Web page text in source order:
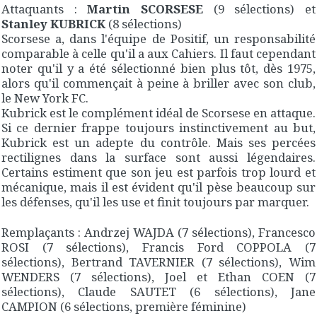
Attaquants :Martin SCORSESE (9 sélections) et
Stanley KUBRICK(8 sélections)
Scorsese a, dans l'équipe de Positif, un responsabilité
comparable à celle qu'il a aux Cahiers. Il faut cependant
noter qu'il y a été sélectionné bien plus tôt, dès 1975,
alors qu'il commençait à peine à briller avec son club,
le New York FC.
Kubrick est le complément idéal de Scorsese en attaque.
Si ce dernier frappe toujours instinctivement au but,
Kubrick est un adepte du contrôle. Mais ses percées
rectilignes dans la surface sont aussi légendaires.
Certains estiment que son jeu est parfois trop lourd et
mécanique, mais il est évident qu'il pèse beaucoup sur
les défenses, qu'il les use et finit toujours par marquer.
Remplaçants : Andrzej WAJDA (7 sélections), Francesco
ROSI (7 sélections), Francis Ford COPPOLA (7
sélections), Bertrand TAVERNIER (7 sélections), Wim
WENDERS (7 sélections), Joel et Ethan COEN (7
sélections), Claude SAUTET (6 sélections), Jane
CAMPION (6 sélections, première féminine)